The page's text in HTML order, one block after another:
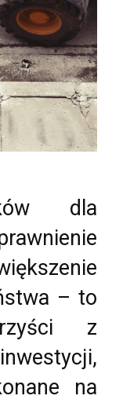
dla
– to
z
na